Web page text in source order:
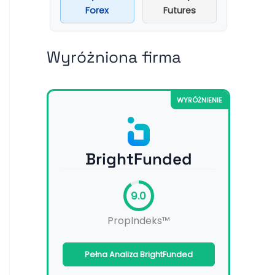
Forex
Futures
Wyróżniona firma
WYRÓŻNIENIE
BrightFunded
9.0
PropIndeks™
Pełna Analiza BrightFunded